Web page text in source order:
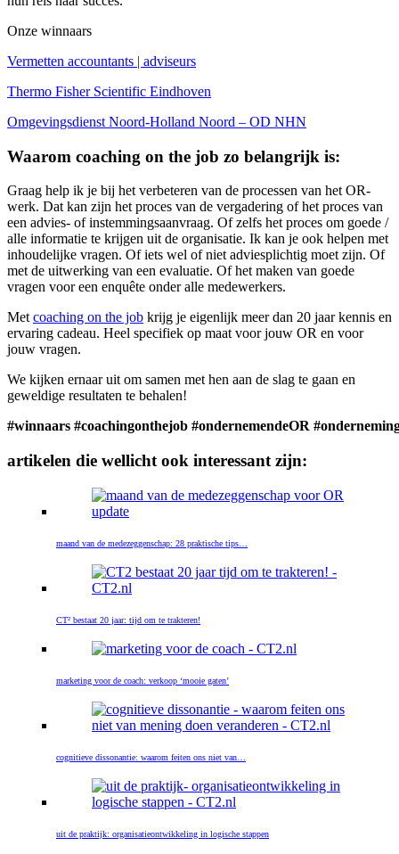
Onze winnaars
Vermetten accountants | adviseurs
Thermo Fisher Scientific Eindhoven
Omgevingsdienst Noord-Holland Noord – OD NHN
Waarom coaching on the job zo belangrijk is:
Graag help ik je bij het verbeteren van de processen van het OR-
werk. Dat kan zijn het proces van de vergadering of het proces van
een advies- of instemmingsaanvraag. Of zelfs het proces om goede /
alle informatie te krijgen uit de organisatie. Ik kan je ook helpen met
inhoudelijke vragen. Of iets wel of niet adviesplichtig moet zijn. Of
met de uitwerking van een evaluatie. Of het maken van goede
vragen voor een enquête onder alle medewerkers.
Met coaching on the job krijg je eigenlijk meer dan 20 jaar kennis en
ervaring cadeau. Heel specifiek op maat voor jouw OR en voor
jouw vragen.
We kijken ernaar uit om samen met hen aan de slag te gaan en
geweldige resultaten te behalen!
#winnaars #coachingonthejob #ondernemendeOR
artikelen die wellicht ook interessant zijn:
maand van de medezeggenschap: 28 praktische tips…
CT² bestaat 20 jaar: tijd om te trakteren!
marketing voor de coach: verkoop ‘mooie gaten’
cognitieve dissonantie: waarom feiten ons niet van…
uit de praktijk: organisatieontwikkeling in logische stappen